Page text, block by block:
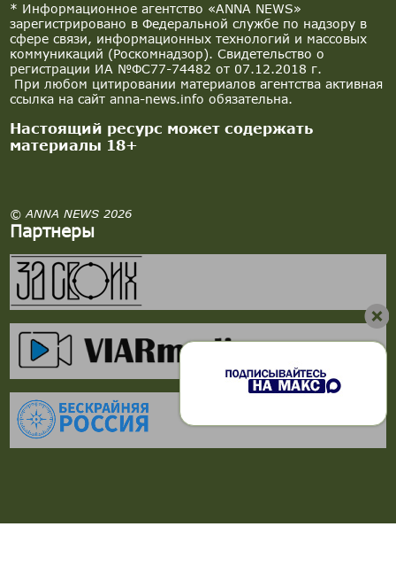
* Информационное агентство «ANNA NEWS»
зарегистрировано в Федеральной службе по надзору в
сфере связи, информационных технологий и массовых
коммуникаций (Роскомнадзор). Свидетельство о
регистрации ИА №ФС77-74482 от 07.12.2018 г.
При любом цитировании материалов агентства активная
ссылка на сайт anna-news.info обязательна.
Настоящий ресурс может содержать
материалы 18+
© ANNA NEWS 2026
Партнеры